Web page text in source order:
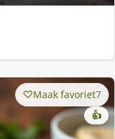
Maak favoriet7
👍